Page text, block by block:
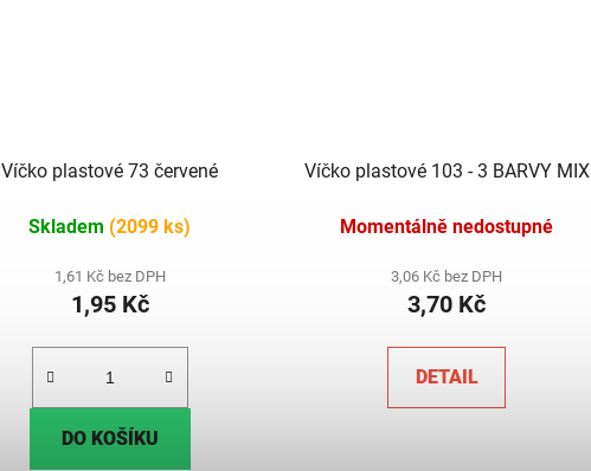
Víčko plastové 73 červené
Skladem (2099 ks)
1,61 Kč bez DPH
1,95 Kč
DO KOŠÍKU
Víčko plastové 103 - 3 BARVY MIX
Momentálně nedostupné
3,06 Kč bez DPH
3,70 Kč
DETAIL